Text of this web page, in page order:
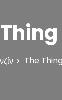
The Thing